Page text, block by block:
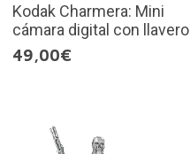
Kodak Charmera: Mini
cámara digital con llavero
49,00€